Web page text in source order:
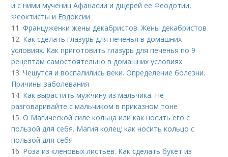
и с ними мучениц Афанасии и дщерей ее Феодотии,
Феоктисты и Евдоксии
11.Француженки жены декабристов. Жены декабристов
12. Как сделать глазурь для печенья в домашних
условиях. Как приготовить глазурь для печенья по 9
рецептам самостоятельно в домашних условиях
13.Чешутся и воспалились веки. Определение болезни.
Причины заболевания
14. Как вырастить мужчину из мальчика. Не
разговаривайте с мальчиком в приказном тоне
15.О Магической силе кольца или как носить его с
пользой для себя. Магия колец: как носить кольцо с
пользой для себя
16. Роза из кленовых листьев. Как сделать букет из